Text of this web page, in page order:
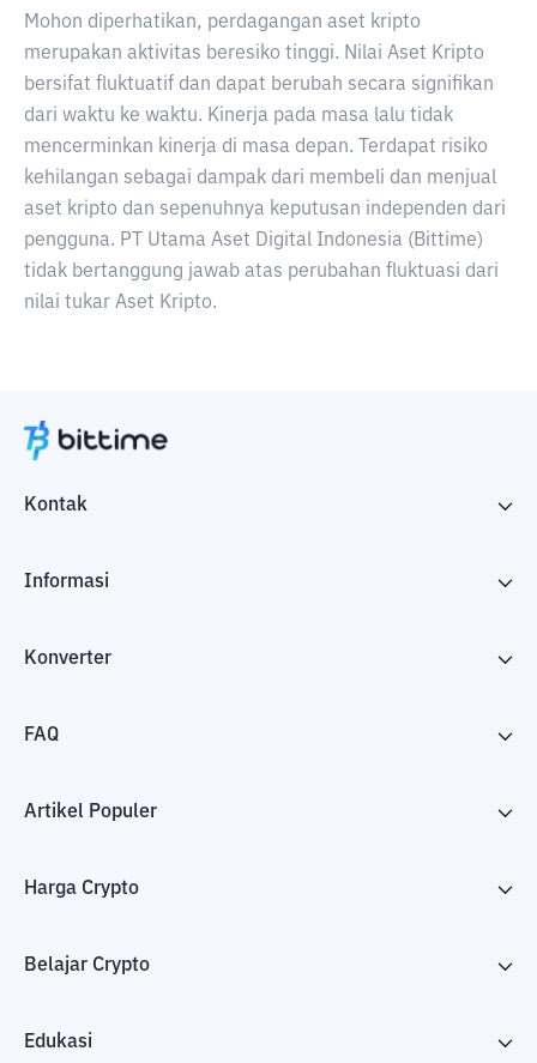
Mohon diperhatikan, perdagangan aset kripto
merupakan aktivitas beresiko tinggi. Nilai Aset Kripto
bersifat fluktuatif dan dapat berubah secara signifikan
dari waktu ke waktu. Kinerja pada masa lalu tidak
mencerminkan kinerja di masa depan. Terdapat risiko
kehilangan sebagai dampak dari membeli dan menjual
aset kripto dan sepenuhnya keputusan independen dari
pengguna. PT Utama Aset Digital Indonesia (Bittime)
tidak bertanggung jawab atas perubahan fluktuasi dari
nilai tukar Aset Kripto.
Kontak
Informasi
Konverter
FAQ
Artikel Populer
Harga Crypto
Belajar Crypto
Edukasi